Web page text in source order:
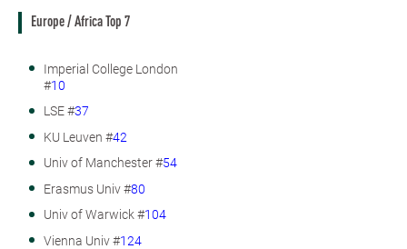
Europe / Africa Top 7
Imperial College London
#10
LSE #37
KU Leuven #42
Univ of Manchester #54
Erasmus Univ #80
Univ of Warwick #104
Vienna Univ #124